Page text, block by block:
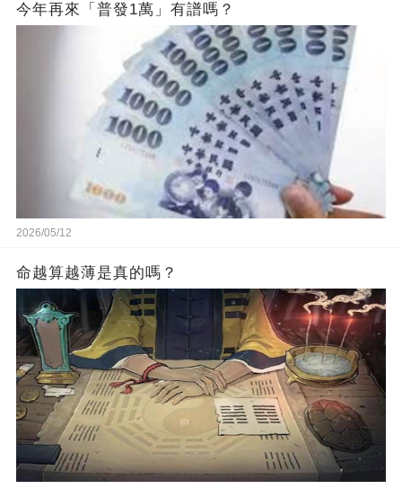
今年再來「普發1萬」有譜嗎？
2026/05/12
命越算越薄是真的嗎？